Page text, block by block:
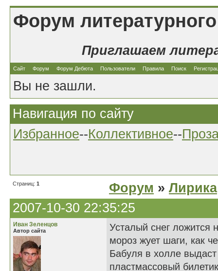
Форум
Приглашаем
Сайт Форум Форум Дебюта Пользователи Правила Поиск
Вы не зашли.
Навигация по сайту
Избранное--Коллективное--
Страниц: 1 Форум » Лирика
2007-10-30 22:35:25
Иван Зеленцов
Автор сайта
Усталый снег ложится
мороз жует шаги, как
Бабуля в холле
пластмассовый